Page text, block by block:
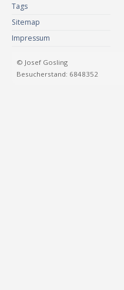
Tags
Sitemap
Impressum
© Josef Gosling
Besucherstand: 6848352